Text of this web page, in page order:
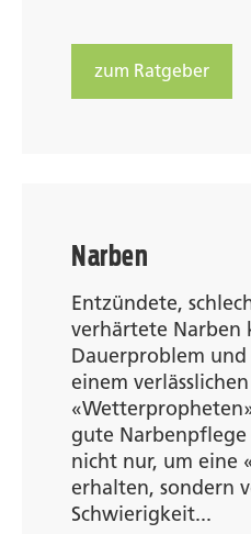
zum Ratgeber
Narben
Entzündete,
verhärtete Narben
Dauerproblem
einem verlässlichen
gute Narbenpflege
nicht nur, um eine
erhalten, sondern
Schwierigkeit...